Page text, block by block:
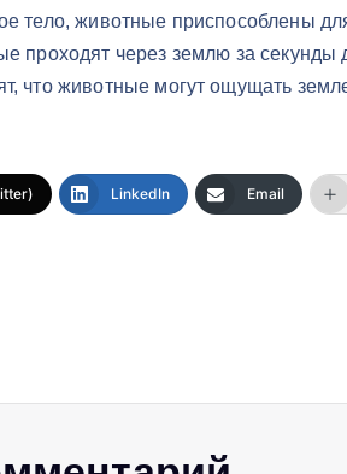
тело, животные приспособлены
проходят через землю за
что животные могут ощущать
LinkedIn Email